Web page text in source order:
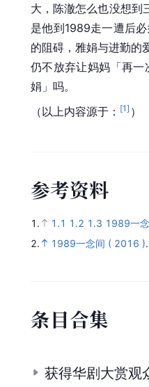
大，陈澈怎么也没想到
是他到1989走一遭后
的阻碍，雅娟与进勤的
仍不放弃让妈妈「再
娟」吗。
（以上内容源于： [1] ）
参考资料
1. 1.1 1.2 1.3 1989一
2.
1989一念间 ( 2016 )
条目合集
获得华剧大赏观